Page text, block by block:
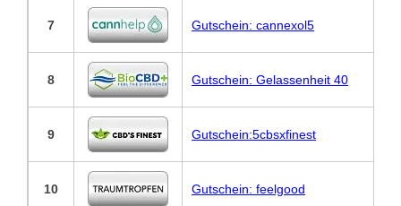
7 Gutschein: cannexol5
8 Gutschein: Gelassenheit 40
9 Gutschein:5cbsxfinest
10 Gutschein: feelgood